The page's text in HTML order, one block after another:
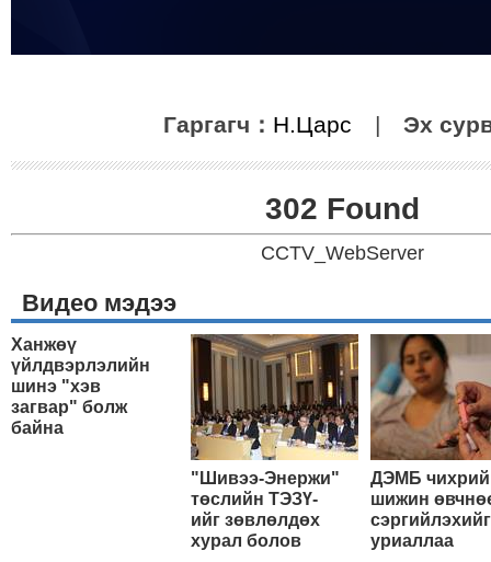
Гаргагч： Н.Царс | Эх
302 Found
CCTV_WebServer
Видео мэдээ
Ханжөү
үйлдвэрлэлийн
шинэ "хэв
загвар" болж
байна
"Шивээ-Энержи"
төслийн ТЭЗҮ-
ийг зөвлөлдөх
хурал болов
ДЭМБ
шижин
сэргийлэхийг
уриаллаа